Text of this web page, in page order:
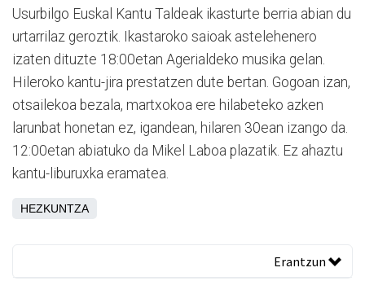
Usurbilgo Euskal Kantu Taldeak ikasturte berria abian du
urtarrilaz geroztik. Ikastaroko saioak astelehenero
izaten dituzte 18:00etan Agerialdeko musika gelan.
Hileroko kantu-jira prestatzen dute bertan. Gogoan izan,
otsailekoa bezala, martxokoa ere hilabeteko azken
larunbat honetan ez, igandean, hilaren 30ean izango da.
12:00etan abiatuko da Mikel Laboa plazatik. Ez ahaztu
kantu-liburuxka eramatea.
HEZKUNTZA
Erantzun